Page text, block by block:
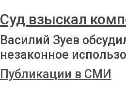
Суд взыскал
Василий Зуев
незаконное
Публикации в СМИ